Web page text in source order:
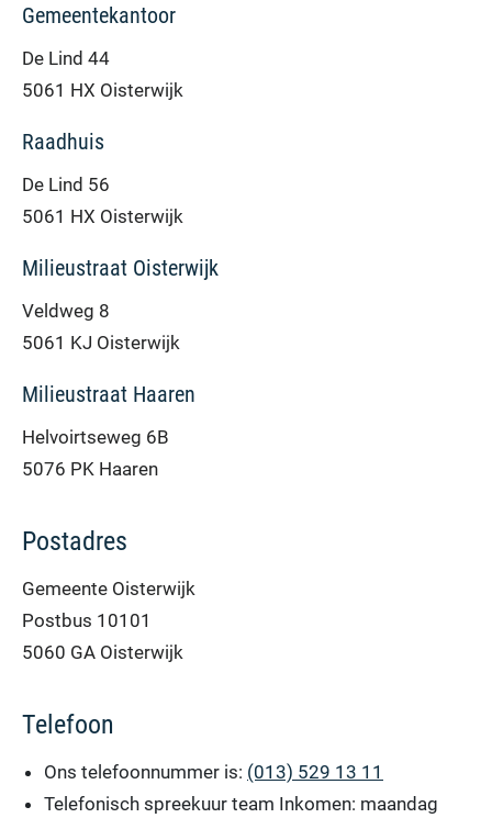
Gemeentekantoor
De Lind 44
5061 HX Oisterwijk
Raadhuis
De Lind 56
5061 HX Oisterwijk
Milieustraat Oisterwijk
Veldweg 8
5061 KJ Oisterwijk
Milieustraat Haaren
Helvoirtseweg 6B
5076 PK Haaren
Postadres
Gemeente Oisterwijk
Postbus 10101
5060 GA Oisterwijk
Telefoon
Ons telefoonnummer is: (013) 529 13 11
Telefonisch spreekuur team Inkomen: maandag